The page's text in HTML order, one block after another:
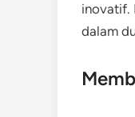
inovatif.
dalam